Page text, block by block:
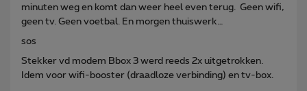
minuten weg en komt dan weer heel even terug. Geen wifi,
geen tv. Geen voetbal. En morgen thuiswerk…
sos
Stekker vd modem Bbox 3 werd reeds 2x uitgetrokken.
Idem voor wifi-booster (draadloze verbinding) en tv-box.